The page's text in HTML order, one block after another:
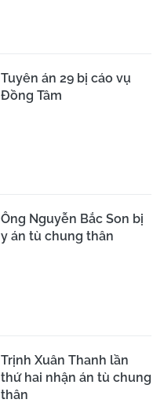
Tuyên án 29 bị cáo vụ
Đồng Tâm
Ông Nguyễn Bắc Son bị
y án tù chung thân
Trịnh Xuân Thanh lần
thứ hai nhận án tù chung
thân